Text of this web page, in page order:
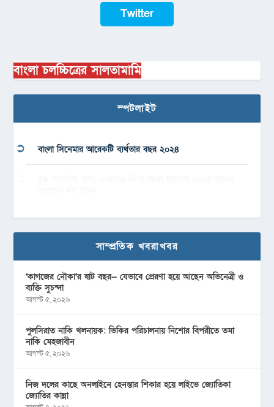
Twitter
বাংলা চলচ্চিত্রের সালতামামি
স্পটলাইট
বাংলা সিনেমার আরেকটি ব্যর্থতার বছর ২০২৪
সাম্প্রতিক খবরাখবর
‘কাগজের নৌকা’র ষাট বছর— যেভাবে প্রেরণা হয়ে আছেন অভিনেত্রী ও
ব্যক্তি সুচন্দা
আগস্ট ৫, ২০২৬
পুলসিরাত নাকি খলনায়ক: ভিকির পরিচালনায় নিশোর বিপরীতে তমা
নাকি মেহজাবীন
আগস্ট ৫, ২০২৬
নিজ দলের কাছে অনলাইনে হেনস্তার শিকার হয়ে লাইভে জ্যোতিকা
জ্যোতির কান্না